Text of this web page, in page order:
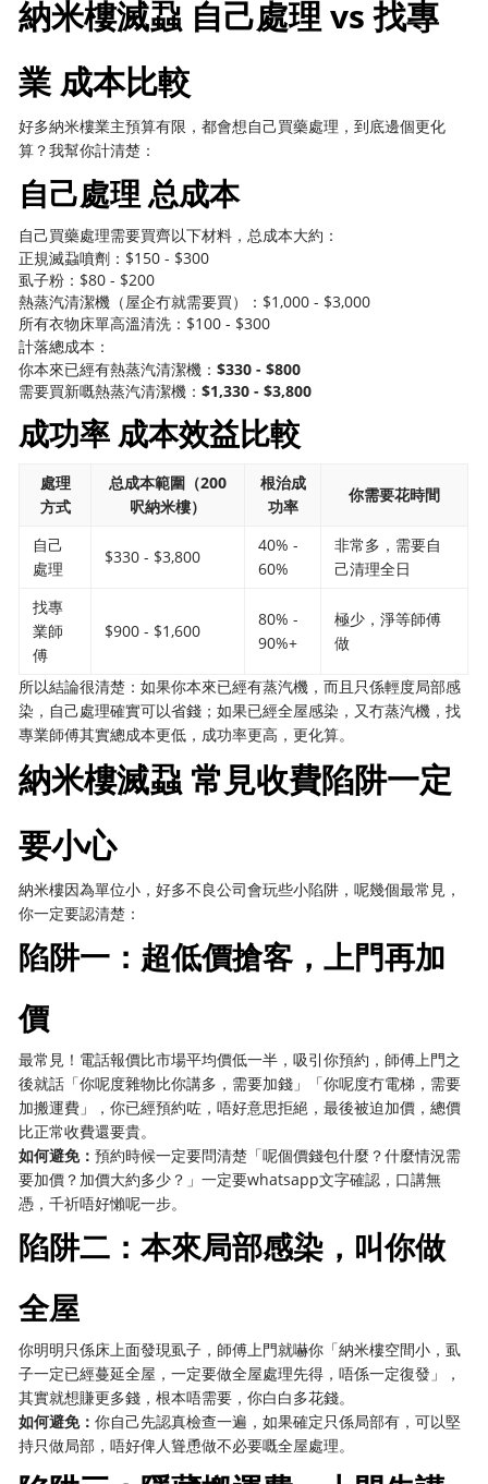
納米樓滅蝨 自己處理 vs 找專
業 成本比較
好多納米樓業主預算有限，都會想自己買藥處理，到底邊個更化
算？我幫你計清楚：
自己處理 总成本
自己買藥處理需要買齊以下材料，总成本大約：
正規滅蝨噴劑：$150 - $300
虱子粉：$80 - $200
熱蒸汽清潔機（屋企冇就需要買）：$1,000 - $3,000
所有衣物床單高溫清洗：$100 - $300
計落總成本：
你本來已經有熱蒸汽清潔機：$330 - $800
需要買新嘅熱蒸汽清潔機：$1,330 - $3,800
成功率 成本效益比較
處理
方式
总成本範圍（200
呎納米樓）
根治成
功率
你需要花時間
自己
處理
$330 - $3,800
40% -
60%
非常多，需要自
己清理全日
找專
業師
傅
$900 - $1,600
80% -
90%+
極少，淨等師傅
做
所以結論很清楚：如果你本來已經有蒸汽機，而且只係輕度局部感
染，自己處理確實可以省錢；如果已經全屋感染，又冇蒸汽機，找
專業師傅其實總成本更低，成功率更高，更化算。
納米樓滅蝨 常見收費陷阱一定
要小心
納米樓因為單位小，好多不良公司會玩些小陷阱，呢幾個最常見，
你一定要認清楚：
陷阱一：超低價搶客，上門再加
價
最常見！電話報價比市場平均價低一半，吸引你預約，師傅上門之
後就話「你呢度雜物比你講多，需要加錢」「你呢度冇電梯，需要
加搬運費」，你已經預約咗，唔好意思拒絕，最後被迫加價，總價
比正常收費還要貴。
如何避免：預約時候一定要問清楚「呢個價錢包什麼？什麼情況需
要加價？加價大約多少？」一定要whatsapp文字確認，口講無
憑，千祈唔好懶呢一步。
陷阱二：本來局部感染，叫你做
全屋
你明明只係床上面發現虱子，師傅上門就嚇你「納米樓空間小，虱
子一定已經蔓延全屋，一定要做全屋處理先得，唔係一定復發」，
其實就想賺更多錢，根本唔需要，你白白多花錢。
如何避免：你自己先認真檢查一遍，如果確定只係局部有，可以堅
持只做局部，唔好俾人聳恿做不必要嘅全屋處理。